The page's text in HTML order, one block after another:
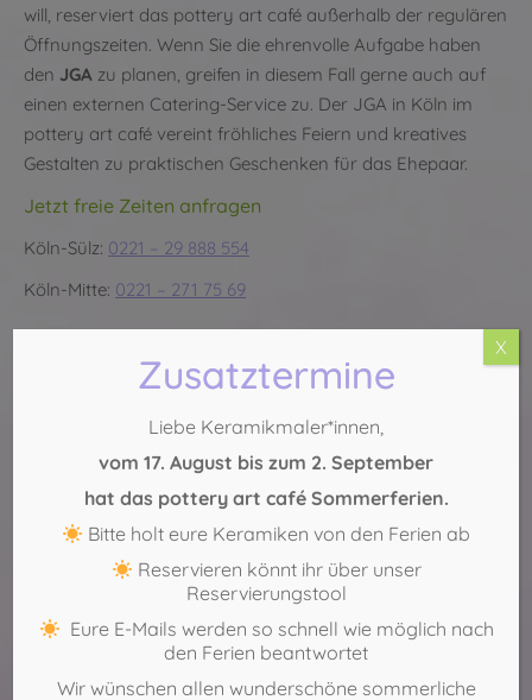
will, reserviert das pottery art café außerhalb der regulären
Öffnungszeiten. Wenn Sie die ehrenvolle Aufgabe haben
den JGA zu planen, greifen in diesem Fall gerne auch auf
einen externen Catering-Service zu. Der JGA in Köln im
pottery art café vereint fröhliches Feiern und kreatives
Gestalten zu praktischen Geschenken für das Ehepaar.
Jetzt freie Zeiten anfragen
Köln-Sülz: 0221 – 29 888 554
Köln-Mitte: 0221 – 271 75 69
Zusatztermine
Liebe Keramikmaler*innen,
vom 17. August bis zum 2. September
hat das pottery art café Sommerferien.
Bitte holt eure Keramiken von den Ferien ab
Reservieren könnt ihr über unser
Reservierungstool
Eure E-Mails werden so schnell wie möglich nach
den Ferien beantwortet
Wir wünschen allen wunderschöne sommerliche
X